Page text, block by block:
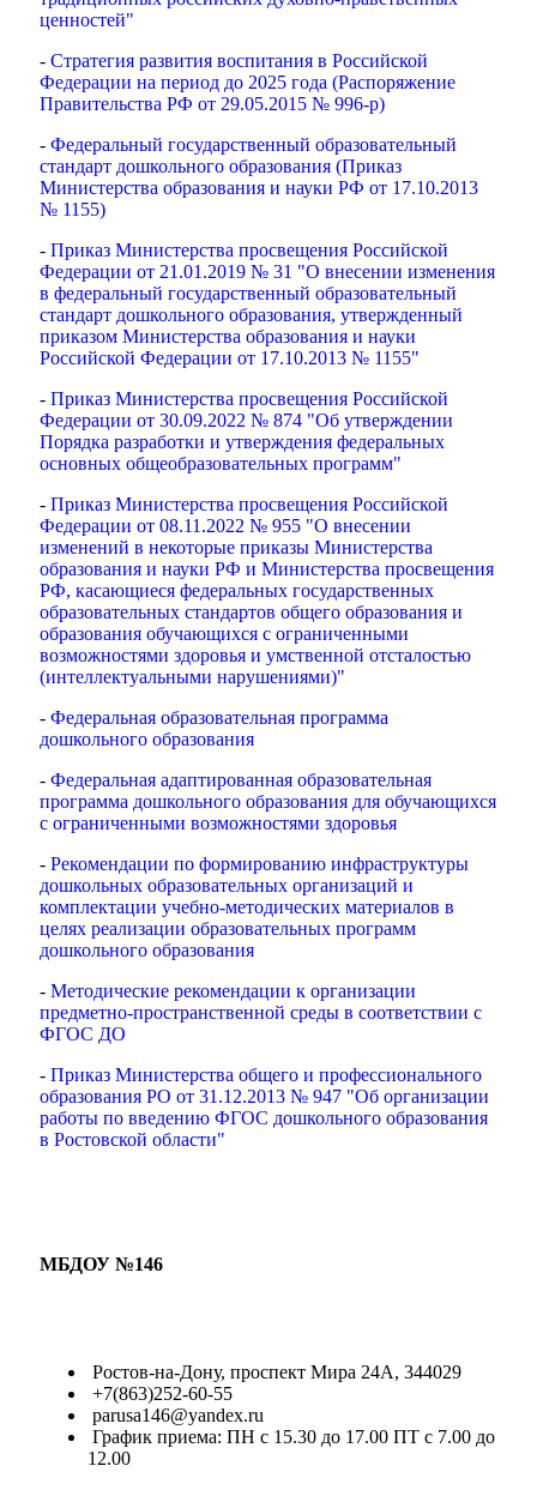
ценностей"
- Стратегия развития воспитания в Российской
Федерации на период до 2025 года (Распоряжение
Правительства РФ от 29.05.2015 № 996-р)
- Федеральный государственный образовательный
стандарт дошкольного образования (Приказ
Министерства образования и науки РФ от 17.10.2013
№ 1155)
- Приказ Министерства просвещения Российской
Федерации от 21.01.2019 № 31 "О внесении изменения
в федеральный государственный образовательный
стандарт дошкольного образования, утвержденный
приказом Министерства образования и науки
Российской Федерации от 17.10.2013 № 1155"
- Приказ Министерства просвещения Российской
Федерации от 30.09.2022 № 874 "Об утверждении
Порядка разработки и утверждения федеральных
основных общеобразовательных программ"
- Приказ Министерства просвещения Российской
Федерации от 08.11.2022 № 955 "О внесении
изменений в некоторые приказы Министерства
образования и науки РФ и Министерства просвещения
РФ, касающиеся федеральных государственных
образовательных стандартов общего образования и
образования обучающихся с ограниченными
возможностями здоровья и умственной отсталостью
(интеллектуальными нарушениями)"
- Федеральная образовательная программа
дошкольного образования
- Федеральная адаптированная образовательная
программа дошкольного образования для обучающихся
с ограниченными возможностями здоровья
- Рекомендации по формированию инфраструктуры
дошкольных образовательных организаций и
комплектации учебно-методических материалов в
целях реализации образовательных программ
дошкольного образования
- Методические рекомендации к организации
предметно-пространственной среды в соответствии с
ФГОС ДО
- Приказ Министерства общего и профессионального
образования РО от 31.12.2013 № 947 "Об организации
работы по введению ФГОС дошкольного образования
в Ростовской области"
МБДОУ №146
Ростов-на-Дону, проспект Мира 24А, 344029
+7(863)252-60-55
parusa146@yandex.ru
График приема: ПН с 15.30 до 17.00 ПТ с 7.00 до
12.00